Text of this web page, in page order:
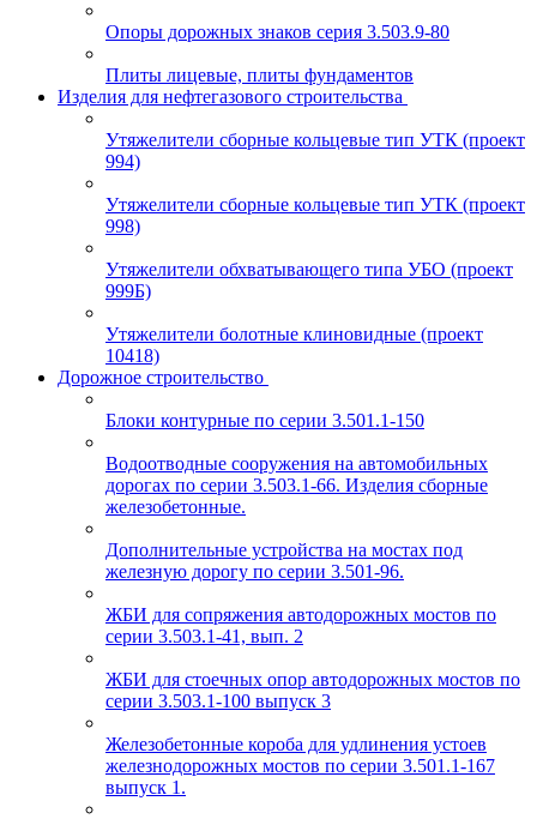
Опоры дорожных знаков серия 3.503.9-80
Плиты лицевые, плиты фундаментов
Изделия для нефтегазового строительства
Утяжелители сборные кольцевые тип УТК (проект
994)
Утяжелители сборные кольцевые тип УТК (проект
998)
Утяжелители обхватывающего типа УБО (проект
999Б)
Утяжелители болотные клиновидные (проект
10418)
Дорожное строительство
Блоки контурные по серии 3.501.1-150
Водоотводные сооружения на автомобильных
дорогах по серии 3.503.1-66. Изделия сборные
железобетонные.
Дополнительные устройства на мостах под
железную дорогу по серии 3.501-96.
ЖБИ для сопряжения автодорожных мостов по
серии 3.503.1-41, вып. 2
ЖБИ для стоечных опор автодорожных мостов по
серии 3.503.1-100 выпуск 3
Железобетонные короба для удлинения устоев
железнодорожных мостов по серии 3.501.1-167
выпуск 1.